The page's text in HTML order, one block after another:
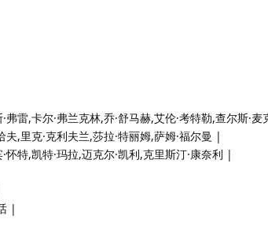
弗雷,卡尔·弗兰克林,乔·舒马赫,艾伦·考特勒,查尔斯·
夫,里克·克利夫兰,莎拉·特丽姆,萨姆·福尔曼 |
怀特,凯特·玛拉,迈克尔·凯利,克里斯汀·康奈利 |
|